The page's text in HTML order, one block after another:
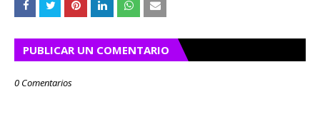
PUBLICAR UN COMENTARIO
0 Comentarios